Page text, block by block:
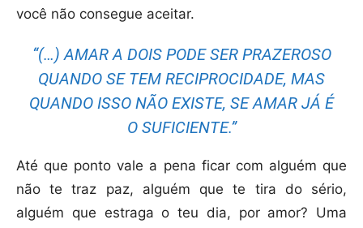
você não consegue aceitar.
“(…) AMAR A DOIS PODE SER PRAZEROSO
QUANDO SE TEM RECIPROCIDADE, MAS
QUANDO ISSO NÃO EXISTE, SE AMAR JÁ É
O SUFICIENTE.”
Até que ponto vale a pena ficar com alguém que
não te traz paz, alguém que te tira do sério,
alguém que estraga o teu dia, por amor? Uma